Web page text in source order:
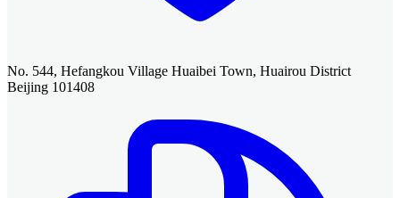
No. 544, Hefangkou Village Huaibei Town, Huairou District
Beijing 101408